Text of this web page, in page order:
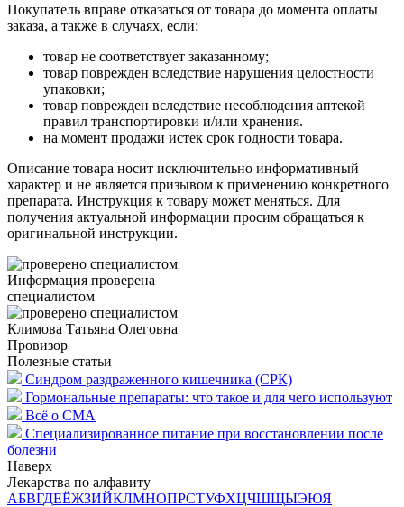
Покупатель вправе отказаться от товара до момента оплаты
заказа, а также в случаях, если:
товар не соответствует заказанному;
товар поврежден вследствие нарушения целостности
упаковки;
товар поврежден вследствие несоблюдения аптекой
правил транспортировки и/или хранения.
на момент продажи истек срок годности товара.
Описание товара носит исключительно информативный
характер и не является призывом к применению конкретного
препарата. Инструкция к товару может меняться. Для
получения актуальной информации просим обращаться к
оригинальной инструкции.
Информация проверена
специалистом
Климова Татьяна Олеговна
Провизор
Полезные статьи
Синдром раздраженного кишечника (СРК)
Гормональные препараты: что такое и для чего используют
Всё о СМА
Специализированное питание при восстановлении после
болезни
Наверх
Лекарства по алфавиту
АБВГДЕЁЖЗИЙКЛМНОПРСТУФХЦЧШЩЫЭЮЯ